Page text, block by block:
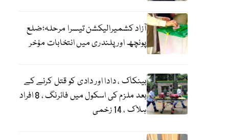
آزاد کشمیرالیکشن تیسرا مرحلہ؛ضلع
پونچھ اور پلندری میں انتخابات مؤخر
بینکاک ، دادا اور دادی کو قتل کرنے کے
بعد ملزم کی اسکول میں فائرنگ ، 8 افراد
ہلاک ، 14 زخمی